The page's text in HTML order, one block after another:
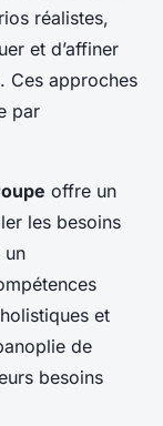
réalistes,
et d’affiner
Ces approches
par
offre un
les besoins
un
et
de
besoins